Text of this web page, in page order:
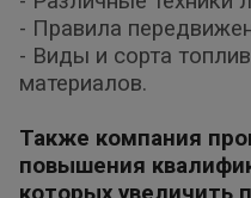
- Правила
- Виды и сорта
материалов.
Также компания
повышения